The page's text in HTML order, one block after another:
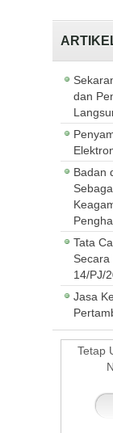
dan
Badan
Tata
Secara
14/PJ/
Jasa
Tetap